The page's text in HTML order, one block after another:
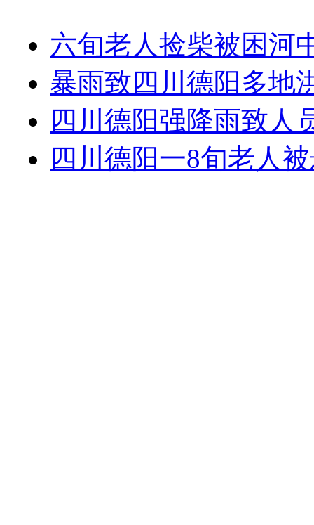
六旬老人捡柴被困河
暴雨致四川德阳多地
四川德阳强降雨致人
四川德阳一8旬老人